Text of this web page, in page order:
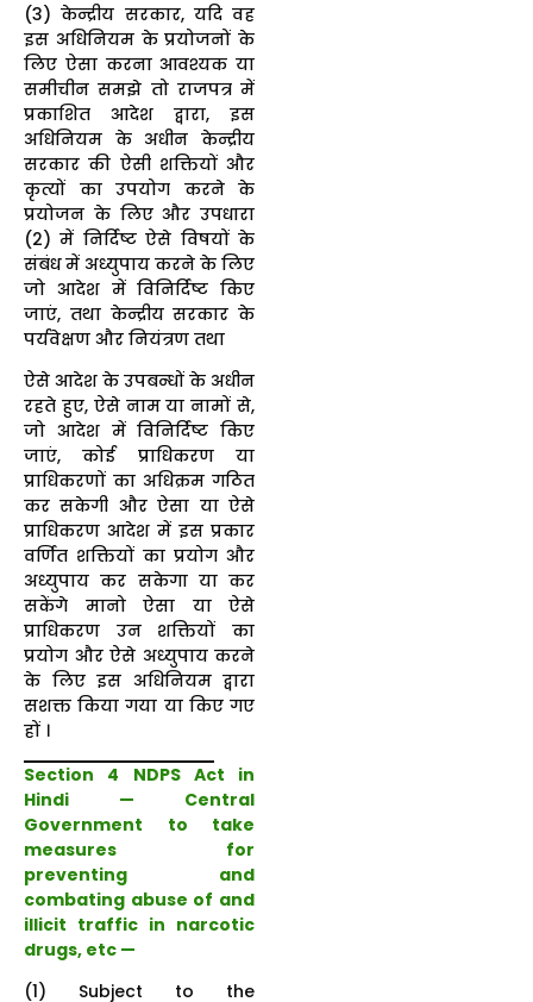
(3) केन्द्रीय सरकार, यदि वह
इस अधिनियम के प्रयोजनों के
लिए ऐसा करना आवश्यक या
समीचीन समझे तो राजपत्र में
प्रकाशित आदेश द्वारा, इस
अधिनियम के अधीन केन्द्रीय
सरकार की ऐसी शक्तियों और
कृत्यों का उपयोग करने के
प्रयोजन के लिए और उपधारा
(2) में निर्दिष्ट ऐसे विषयों के
संबंध में अध्युपाय करने के लिए
जो आदेश में विनिर्दिष्ट किए
जाएं, तथा केन्द्रीय सरकार के
पर्यवेक्षण और नियंत्रण तथा
ऐसे आदेश के उपबन्धों के अधीन
रहते हुए, ऐसे नाम या नामों से,
जो आदेश में विनिर्दिष्ट किए
जाएं, कोई प्राधिकरण या
प्राधिकरणों का अधिक्रम गठित
कर सकेगी और ऐसा या ऐसे
प्राधिकरण आदेश में इस प्रकार
वर्णित शक्तियों का प्रयोग और
अध्युपाय कर सकेगा या कर
सकेंगे मानो ऐसा या ऐसे
प्राधिकरण उन शक्तियों का
प्रयोग और ऐसे अध्युपाय करने
के लिए इस अधिनियम द्वारा
सशक्त किया गया या किए गए
हों ।
Section 4 NDPS Act in
Hindi — Central
Government to take
measures for
preventing and
combating abuse of and
illicit traffic in narcotic
drugs, etc —
(1) Subject to the